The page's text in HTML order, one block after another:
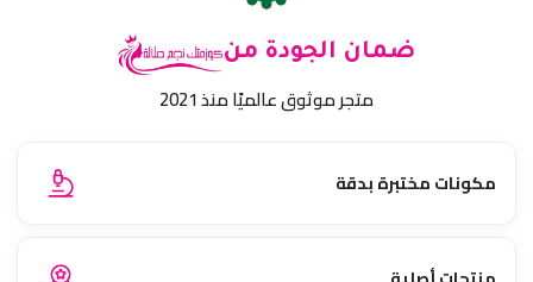
ضمان الجودة من
متجر موثوق عالميًا منذ 2021
مكونات مختبرة بدقة